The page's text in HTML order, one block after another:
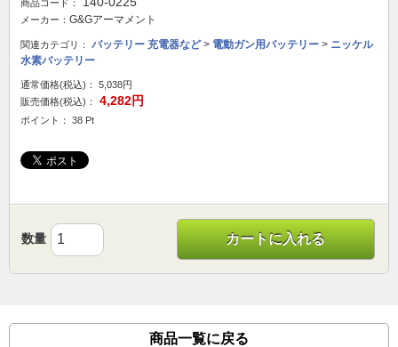
商品コード：
メーカー： G&Gアーマメント
関連カテゴリ： バッテリー 充電器など> 電動ガン用バッテリー > ニッケル
水素バッテリー
通常価格(税込)：
5,038円
販売価格(税込)：
4,282円
ポイント： 38 Pt
数量 カートに入れる
商品一覧に戻る